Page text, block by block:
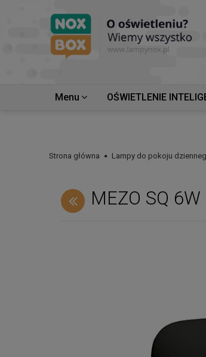
Menu OŚWIETLENIE
Strona główna Lampy do pokoju
MEZO SQ